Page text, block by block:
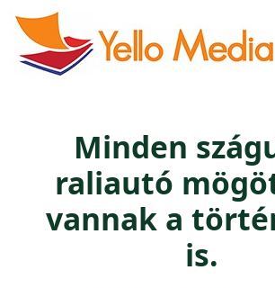
Minden
raliautó
vannak a
is.